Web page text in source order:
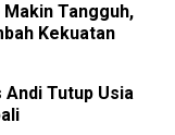
Tangguh,
Kekuatan
Andi Tutup Usia